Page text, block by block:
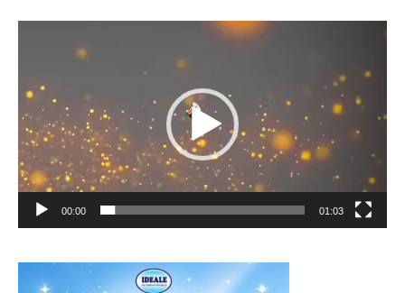
00:00 01:03